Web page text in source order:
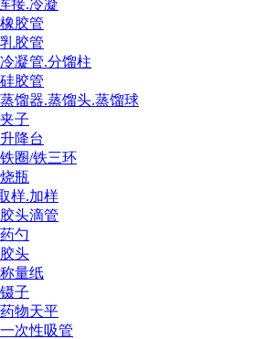
接.冷凝
橡胶管
乳胶管
冷凝管.分馏柱
硅胶管
蒸馏器.蒸馏头.蒸馏球
夹子
升降台
铁圈/铁三环
烧瓶
样.加样
胶头滴管
药勺
胶头
称量纸
镊子
药物天平
一次性吸管